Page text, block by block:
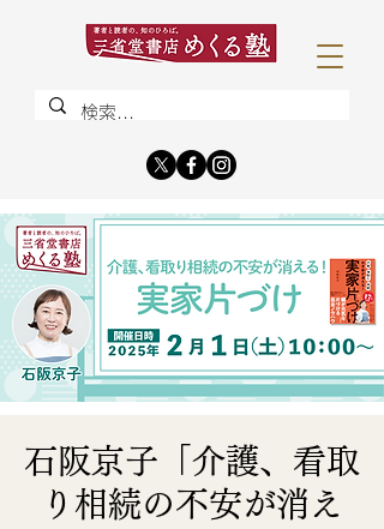
石阪京子「介護、看取
り相続の不安が消え